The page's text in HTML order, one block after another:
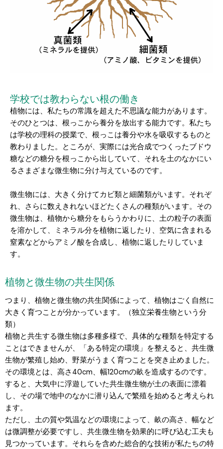
学校では教わらない根の働き
植物には、私たちの常識を超えた不思議な能力があります。
そのひとつは、根っこから養分を放出する能力です。私たち
は学校の理科の授業で、根っこは養分や水を吸収するものと
教わりました。ところが、実際には光合成でつくったブドウ
糖などの糖分を根っこから出していて、それを土のなかにい
るさまざまな微生物に分け与えているのです。
微生物には、大きく分けてカビ類と細菌類がいます。それぞ
れ、さらに数えきれないほどたくさんの種類がいます。その
微生物は、植物から糖分をもらうかわりに、土の粒子の表面
を溶かして、ミネラル分を植物に返したり、空気に含まれる
窒素などからアミノ酸を合成し、植物に返したりしていま
す。
植物と微生物の共生関係
つまり、植物と微生物の共生関係によって、植物はごく自然に
大きく育つことが分かっています。（独立栄養生物という分
類）
植物と共生する微生物は多種多様で、具体的な種類を特定する
ことはできませんが、「ある特定の環境」を整えると、共生微
生物が繁殖し始め、野菜がうまく育つことを突き止めました。
その環境とは、高さ40cm、幅120cmの畝を造成するのです。
すると、大気中に浮遊していた共生微生物が土の表面に漂着
し、その場で地中のなかに潜り込んで繁殖を始めると考えられ
ます。
ただし、土の質や気温などの環境によって、畝の高さ、幅など
は微調整が必要ですし、共生微生物を効果的に呼び込む工夫も
見つかっています。それらを含めた総合的な技術が私たちの特